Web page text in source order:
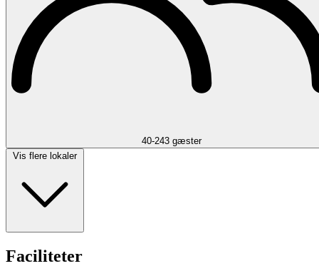
40-243 gæster
Vis flere lokaler
Faciliteter